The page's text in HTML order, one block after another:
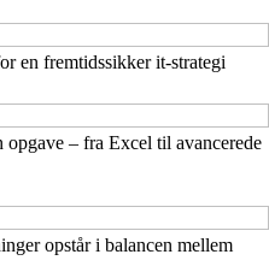
en fremtidssikker it-strategi
– fra Excel til avancerede
opstår i balancen mellem